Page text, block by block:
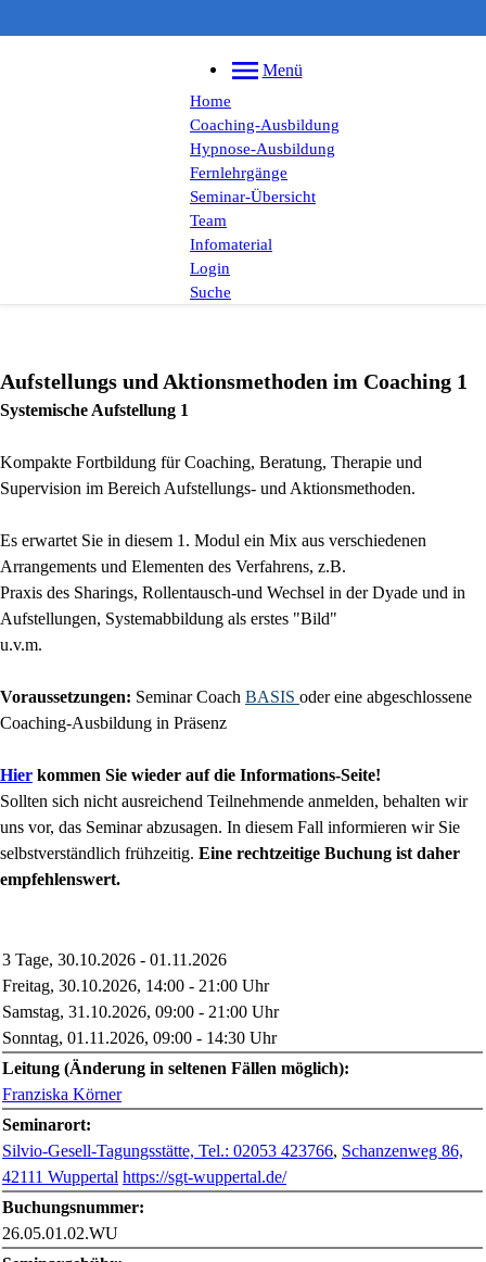
Menü
Home
Coaching-Ausbildung
Hypnose-Ausbildung
Fernlehrgänge
Seminar-Übersicht
Team
Infomaterial
Login
Suche
Aufstellungs und Aktionsmethoden im Coaching 1
Systemische Aufstellung 1
Kompakte Fortbildung für Coaching, Beratung, Therapie und
Supervision im Bereich Aufstellungs- und Aktionsmethoden.
Es erwartet Sie in diesem 1. Modul ein Mix aus verschiedenen
Arrangements und Elementen des Verfahrens, z.B.
Praxis des Sharings, Rollentausch-und Wechsel in der Dyade und in
Aufstellungen, Systemabbildung als erstes "Bild"
u.v.m.
Voraussetzungen: Seminar Coach BASIS oder eine abgeschlossene
Coaching-Ausbildung in Präsenz
Hier kommen Sie wieder auf die Informations-Seite!
Sollten sich nicht ausreichend Teilnehmende anmelden, behalten wir
uns vor, das Seminar abzusagen. In diesem Fall informieren wir Sie
selbstverständlich frühzeitig. Eine rechtzeitige Buchung ist daher
empfehlenswert.
3 Tage, 30.10.2026 - 01.11.2026
Freitag, 30.10.2026, 14:00 - 21:00 Uhr
Samstag, 31.10.2026, 09:00 - 21:00 Uhr
Sonntag, 01.11.2026, 09:00 - 14:30 Uhr
Leitung (Änderung in seltenen Fällen möglich):
Franziska Körner
Seminarort:
Silvio-Gesell-Tagungsstätte, Tel.: 02053 423766, Schanzenweg 86,
42111 Wuppertal https://sgt-wuppertal.de/
Buchungsnummer:
26.05.01.02.WU